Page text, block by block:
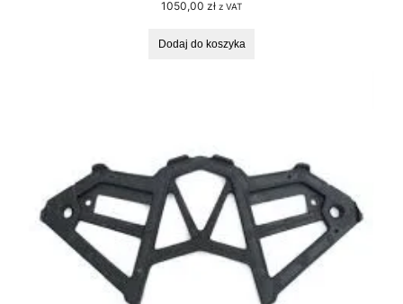
1050,00 zł z VAT
Dodaj do koszyka